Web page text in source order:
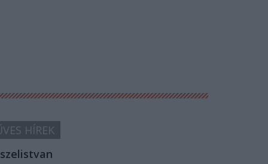
HÍREK
szelistvan